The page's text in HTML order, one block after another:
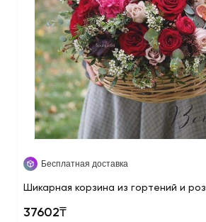
Бесплатная доставка
Шикарная корзина из гортений и роз
37602₸